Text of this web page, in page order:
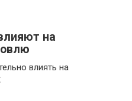
на
влиять на
⁚